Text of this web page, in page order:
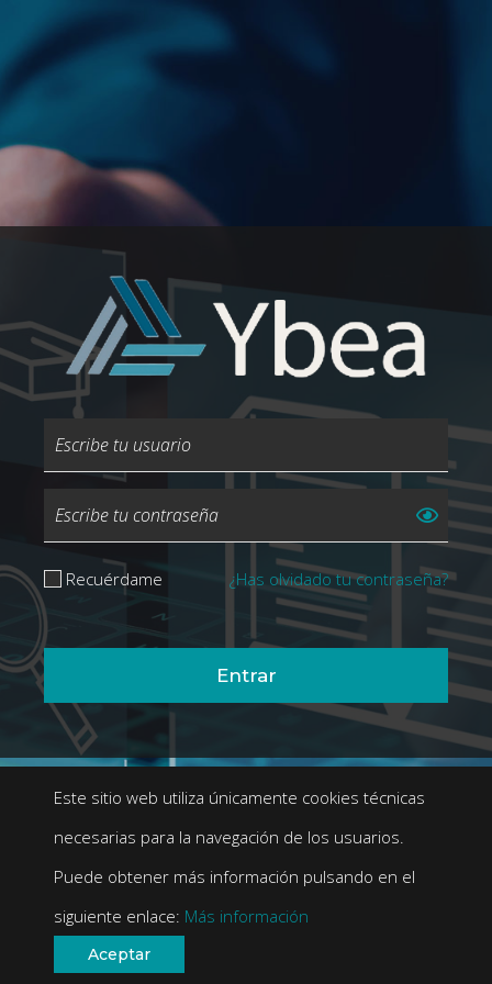
Este sitio web utiliza únicamente cookies técnicas
necesarias para la navegación de los usuarios.
Puede obtener más información pulsando en el
siguiente enlace: Más información
Aceptar
Escribe tu usuario
Escribe tu contraseña
Recuérdame ¿Has olvidado tu contraseña?